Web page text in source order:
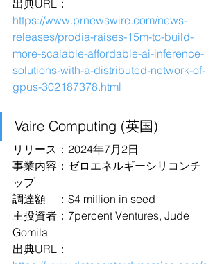
出典URL：
https://www.prnewswire.com/news-
releases/prodia-raises-15m-to-build-
more-scalable-affordable-ai-inference-
solutions-with-a-distributed-network-of-
gpus-302187378.html
Vaire Computing (英国)
リリース：2024年7月2日
事業内容：ゼロエネルギーシリコンチ
ップ
調達額　：$4 million in seed
主投資者：7percent Ventures, Jude
Gomila
出典URL：